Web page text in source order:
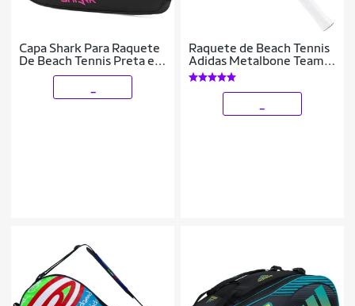
Capa Shark Para Raquete
De Beach Tennis Preta e
Raquete de Beach Tennis
Adidas Metalbone Team
3.3 H14 Vermelha